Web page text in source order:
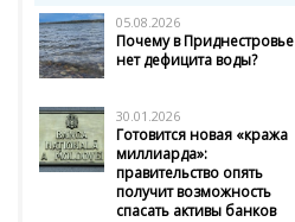
05.08.2026
Почему в Приднестровье
нет дефицита воды?
30.01.2026
Готовится новая «кража
миллиарда»:
правительство опять
получит возможность
спасать активы банков